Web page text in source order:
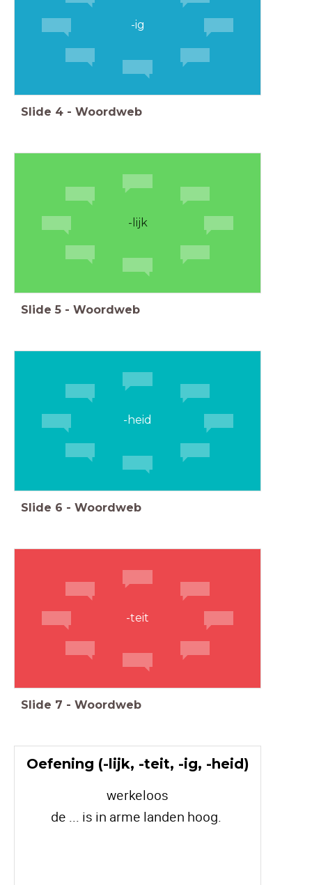
-ig
Slide 4 - Woordweb
-lijk
Slide 5 - Woordweb
-heid
Slide 6 - Woordweb
-teit
Slide 7 - Woordweb
Oefening (-lijk, -teit, -ig, -heid)
werkeloos
de ... is in arme landen hoog.